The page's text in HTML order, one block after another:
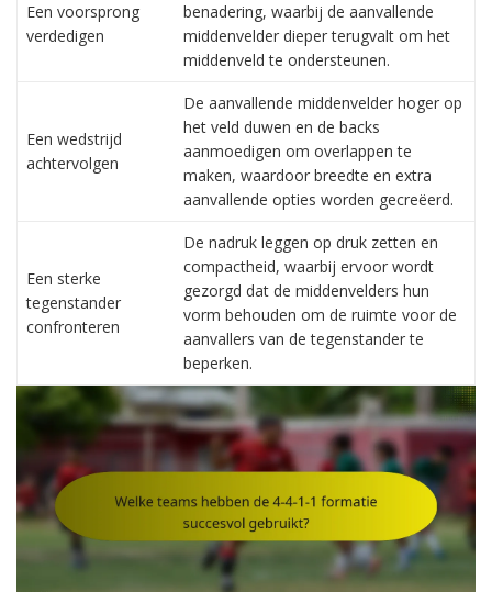
Een voorsprong
verdedigen
benadering, waarbij de aanvallende
middenvelder dieper terugvalt om het
middenveld te ondersteunen.
Een wedstrijd
achtervolgen
De aanvallende middenvelder hoger op
het veld duwen en de backs
aanmoedigen om overlappen te
maken, waardoor breedte en extra
aanvallende opties worden gecreëerd.
Een sterke
tegenstander
confronteren
De nadruk leggen op druk zetten en
compactheid, waarbij ervoor wordt
gezorgd dat de middenvelders hun
vorm behouden om de ruimte voor de
aanvallers van de tegenstander te
beperken.